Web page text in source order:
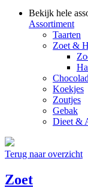
Bekijk hele
Assortiment
Taarten
Zoet &
Koekjes
Zoutjes
Gebak
Dieet &
Terug naar overzicht
Zoet